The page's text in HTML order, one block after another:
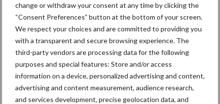
change or withdraw your consent at any time by clicking the
“Consent Preferences” button at the bottom of your screen.
We respect your choices and are committed to providing you
with a transparent and secure browsing experience. The
third-party vendors are processing data for the following
purposes and special features: Store and/or access
information on a device, personalized advertising and content,
advertising and content measurement, audience research,
and services development, precise geolocation data, and
Tien praktische tips voor
een langere levensduur
“Vraag naar praktische
hygieneoplossingen is in
Polen groter dan ooit”